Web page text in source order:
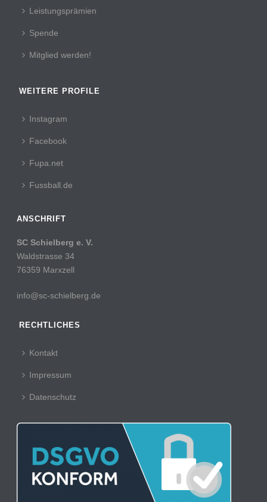
Leistungsprämien
Spende
Mitglied werden!
WEITERE PROFILE
Instagram
Facebook
Fupa.net
Fussball.de
ANSCHRIFT
SC Schielberg e. V.
Waldstrasse 34
76359 Marxzell
info@sc-schielberg.de
RECHTLICHES
Kontakt
Impressum
Datenschutz